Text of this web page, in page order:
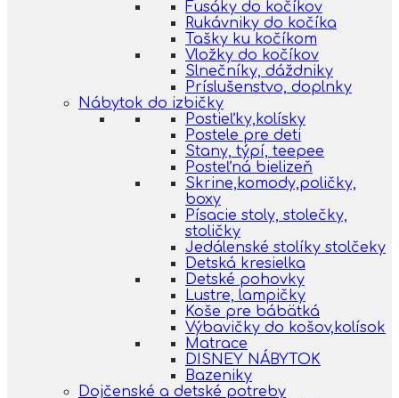
Fusáky do kočíkov
Rukávniky do kočíka
Tašky ku kočíkom
Vložky do kočíkov
Slnečníky, dáždniky
Príslušenstvo, doplnky
Nábytok do izbičky
Postieľky,kolísky
Postele pre deti
Stany, týpí, teepee
Posteľná bielizeň
Skrine,komody,poličky,
boxy
Písacie stoly, stolečky,
stoličky
Jedálenské stolíky stolčeky
Detská kresielka
Detské pohovky
Lustre, lampičky
Koše pre bábätká
Výbavičky do košov,kolísok
Matrace
DISNEY NÁBYTOK
Bazeniky
Dojčenské a detské potreby